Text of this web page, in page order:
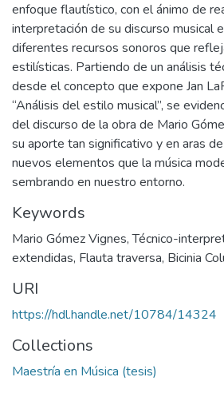
enfoque flautístico, con el ánimo de
interpretación de su discurso musical
diferentes recursos sonoros que
estilísticas. Partiendo de un análisis
desde el concepto que expone Jan
“Análisis del estilo musical”, se
del discurso de la obra de Mario
su aporte tan significativo y en aras
nuevos elementos que la música
sembrando en nuestro entorno.
Keywords
Mario Gómez Vignes,Técnico-
extendidas, Flauta traversa, Bicinia
URI
https://hdl.handle.net/10784/14324
Collections
Maestría en Música (tesis)